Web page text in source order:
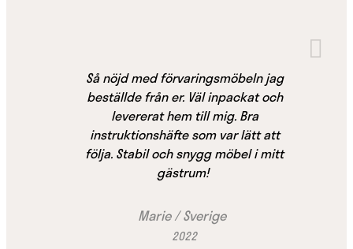
Så nöjd med förvaringsmöbeln jag
beställde från er. Väl inpackat och
levererat hem till mig. Bra
instruktionshäfte som var lätt att
följa. Stabil och snygg möbel i mitt
gästrum!
Marie / Sverige
2022